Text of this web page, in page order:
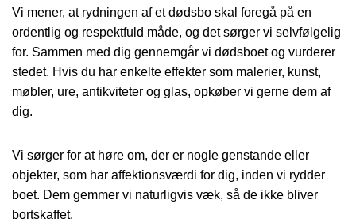
Vi mener, at rydningen af et dødsbo skal foregå på en
ordentlig og respektfuld måde, og det sørger vi selvfølgelig
for. Sammen med dig gennemgår vi dødsboet og vurderer
stedet. Hvis du har enkelte effekter som malerier, kunst,
møbler, ure, antikviteter og glas, opkøber vi gerne dem af
dig.
Vi sørger for at høre om, der er nogle genstande eller
objekter, som har affektionsværdi for dig, inden vi rydder
boet. Dem gemmer vi naturligvis væk, så de ikke bliver
bortskaffet.